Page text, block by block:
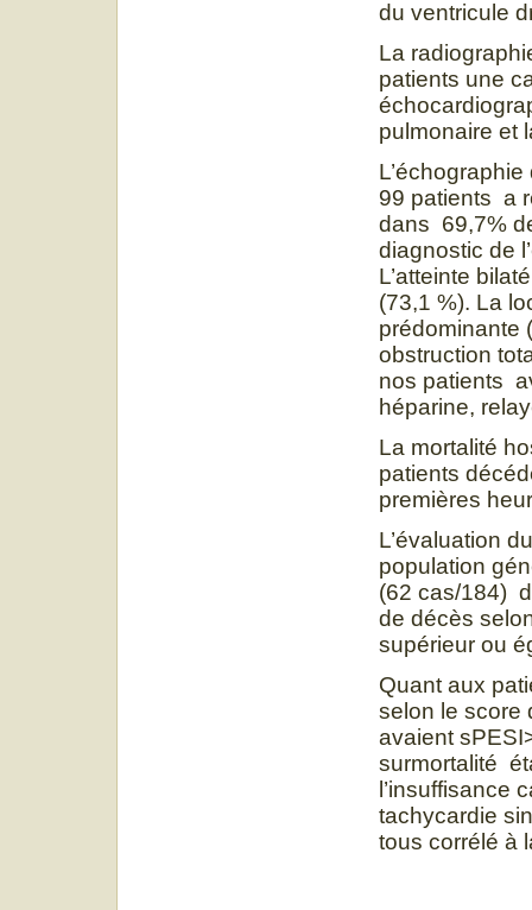
du ventricule
La
patients une
pulmonaire et
99 patients a
dans 69,7%
diagnostic de
L’atteinte
(73,1 %). La
prédominante
obstruction
nos patients
héparine,
La mortalité
patients
premières
L’évaluation
population
(62 cas/184)
de décès
supérieur ou
Quant aux
selon le score
avaient
surmortalité
l’insuffisance
tachycardie
tous corrélé à